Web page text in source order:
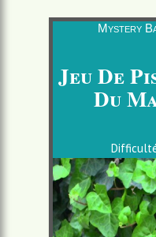
Mystery
Jeu De
Du